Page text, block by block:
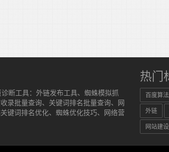
断工具：外链发布工具、蜘蛛模拟抓
录批量查询、关键词排名批量查询、网
键词排名优化、蜘蛛优化技巧、网络营
热门
百度算法
外链
网站建设